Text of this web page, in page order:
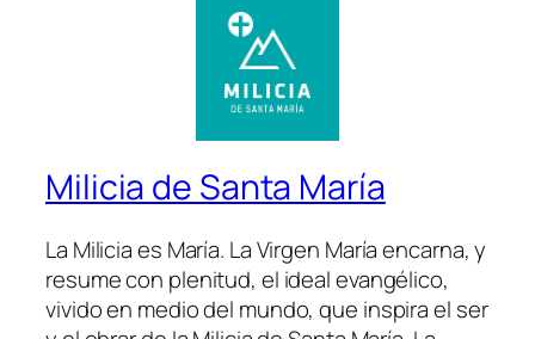
Milicia de Santa María
La Milicia es María. La Virgen María encarna, y
resume con plenitud, el ideal evangélico,
vivido en medio del mundo, que inspira el ser